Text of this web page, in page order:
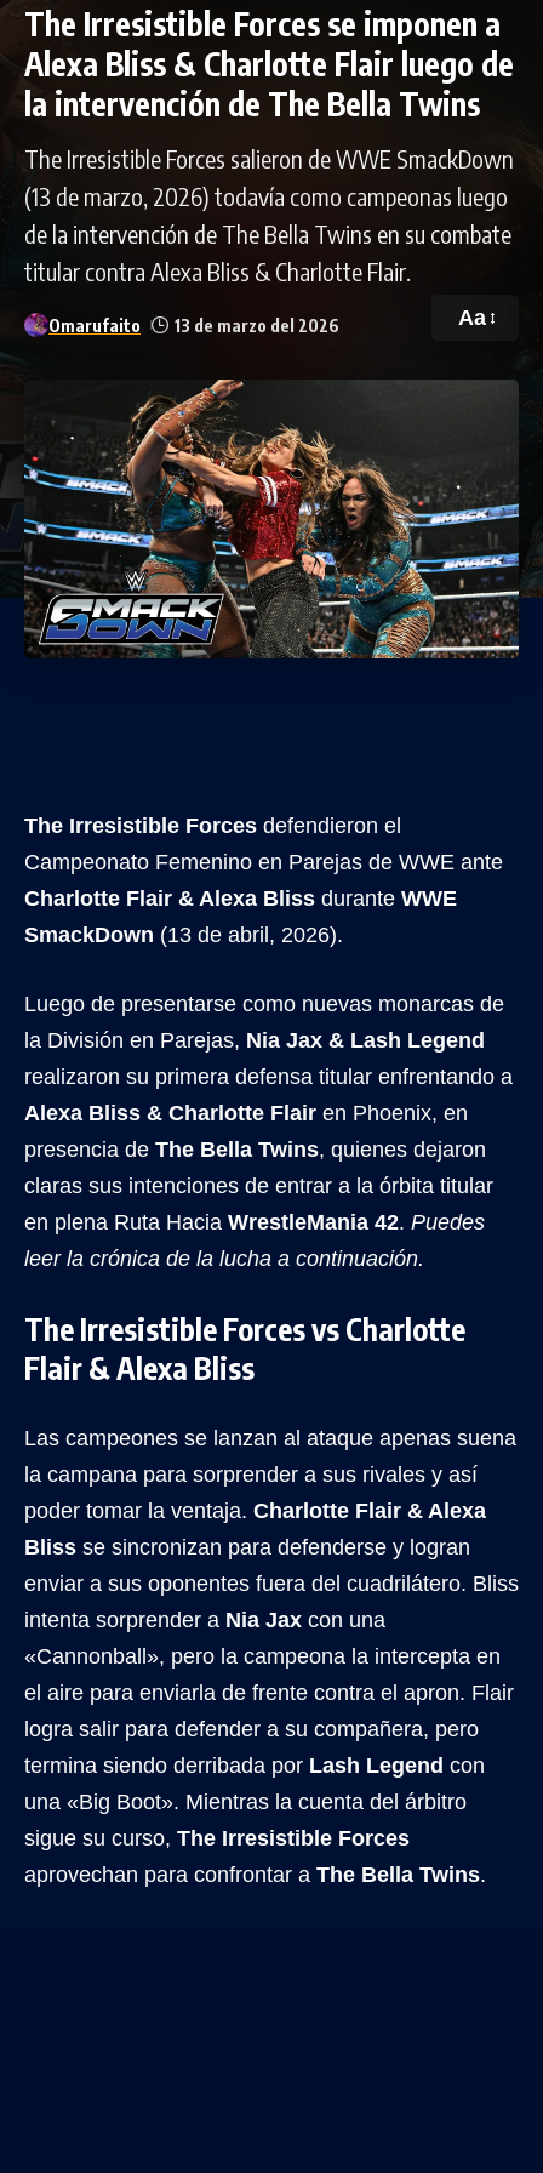
The Irresistible Forces se imponen a
Alexa Bliss & Charlotte Flair luego de
la intervención de The Bella Twins
The Irresistible Forces salieron de WWE SmackDown
(13 de marzo, 2026) todavía como campeonas luego
de la intervención de The Bella Twins en su combate
titular contra Alexa Bliss & Charlotte Flair.
Omarufaito 13 de marzo del 2026 Aa
The Irresistible Forces defendieron el
Campeonato Femenino en Parejas de WWE ante
Charlotte Flair & Alexa Bliss durante WWE
SmackDown (13 de abril, 2026).
Luego de presentarse como nuevas monarcas de
la División en Parejas, Nia Jax & Lash Legend
realizaron su primera defensa titular enfrentando a
Alexa Bliss & Charlotte Flair en Phoenix, en
presencia de The Bella Twins, quienes dejaron
claras sus intenciones de entrar a la órbita titular
en plena Ruta Hacia WrestleMania 42. Puedes
leer la crónica de la lucha a continuación.
The Irresistible Forces vs Charlotte
Flair & Alexa Bliss
Las campeones se lanzan al ataque apenas suena
la campana para sorprender a sus rivales y así
poder tomar la ventaja. Charlotte Flair & Alexa
Bliss se sincronizan para defenderse y logran
enviar a sus oponentes fuera del cuadrilátero. Bliss
intenta sorprender a Nia Jax con una
«Cannonball», pero la campeona la intercepta en
el aire para enviarla de frente contra el apron. Flair
logra salir para defender a su compañera, pero
termina siendo derribada por Lash Legend con
una «Big Boot». Mientras la cuenta del árbitro
sigue su curso, The Irresistible Forces
aprovechan para confrontar a The Bella Twins.